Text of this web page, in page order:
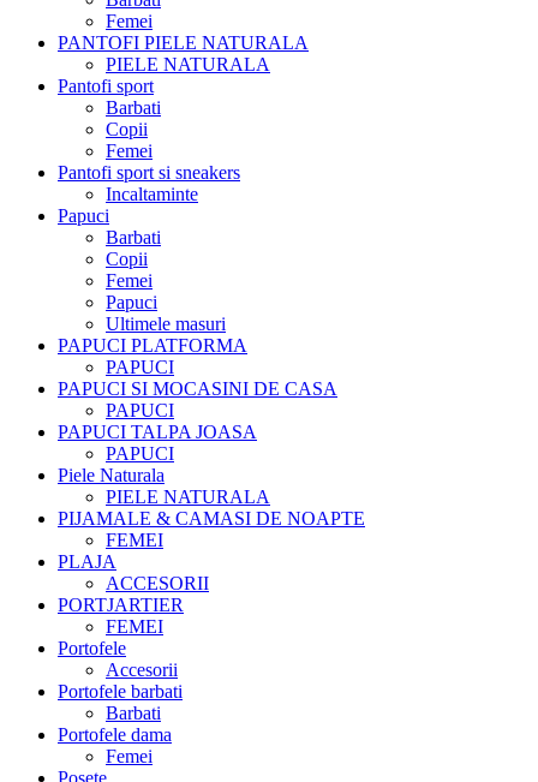
Femei
PANTOFI PIELE NATURALA
PIELE NATURALA
Pantofi sport
Barbati
Copii
Femei
Pantofi sport si sneakers
Incaltaminte
Papuci
Barbati
Copii
Femei
Papuci
Ultimele masuri
PAPUCI PLATFORMA
PAPUCI
PAPUCI SI MOCASINI DE CASA
PAPUCI
PAPUCI TALPA JOASA
PAPUCI
Piele Naturala
PIELE NATURALA
PIJAMALE & CAMASI DE NOAPTE
FEMEI
PLAJA
ACCESORII
PORTJARTIER
FEMEI
Portofele
Accesorii
Portofele barbati
Barbati
Portofele dama
Femei
Posete